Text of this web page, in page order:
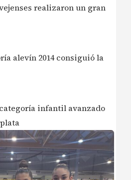
realizaron un gran
alevín 2014 consiguió la
infantil avanzado